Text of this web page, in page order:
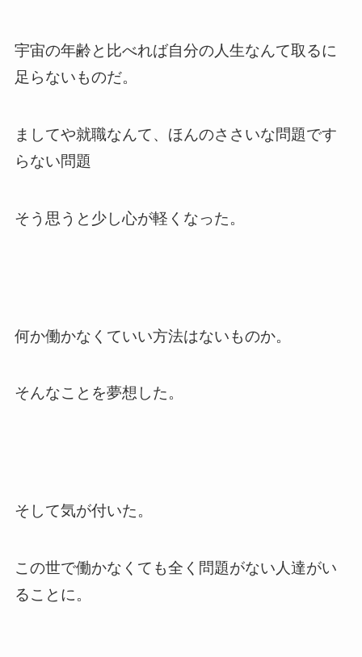
宇宙の年齢と比べれば自分の人生なんて取るに
足らないものだ。
ましてや就職なんて、ほんのささいな問題です
らない問題
そう思うと少し心が軽くなった。
何か働かなくていい方法はないものか。
そんなことを夢想した。
そして気が付いた。
この世で働かなくても全く問題がない人達がい
ることに。